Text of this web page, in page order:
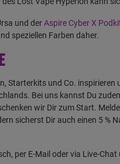
und derAspire Cyber X
speziellen Farben daher.
Starterkits und Co. inspirieren
Bei uns kannst Du
wir Dir zum Start.
sicherst Dir auch einen 5 %
per E-Mail oder via Live-